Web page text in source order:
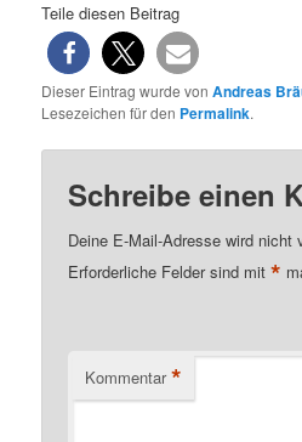
Teile diesen Beitrag
Dieser Eintrag wurde vonAndreas
Lesezeichen für den Permalink.
Schreibe einen
Deine E-Mail-Adresse wird nicht
Erforderliche Felder sind mit*
Kommentar *